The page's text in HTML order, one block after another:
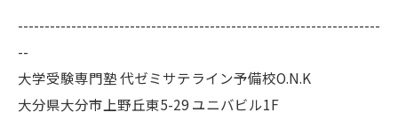
--------------------------------------------------------------------
--
大学受験専門塾 代ゼミサテライン予備校O.N.K
大分県大分市上野丘東5-29 ユニバビル1F